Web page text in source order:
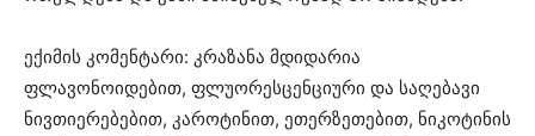
ექიმის კომენტარი: კრაზანა მდიდარია
ფლავონოიდებით, ფლუორესცენციური და საღებავი
ნივთიერებებით, კაროტინით, ეთერზეთებით, ნიკოტინის